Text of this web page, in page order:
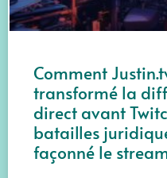
Comment
transformé la
direct avant
batailles
façonné le